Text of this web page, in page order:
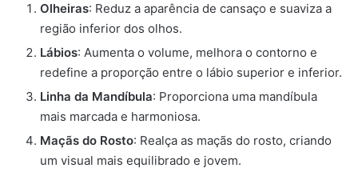
Olheiras: Reduz a aparência de cansaço e suaviza a
região inferior dos olhos.
Lábios: Aumenta o volume, melhora o contorno e
redefine a proporção entre o lábio superior e inferior.
Linha da Mandíbula: Proporciona uma mandíbula
mais marcada e harmoniosa.
Maçãs do Rosto: Realça as maçãs do rosto, criando
um visual mais equilibrado e jovem.